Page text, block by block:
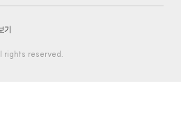
기
rights reserved.